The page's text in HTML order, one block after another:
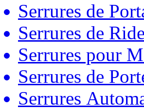
Serrures de
Serrures de
Serrures pour
Serrures de
Serrures